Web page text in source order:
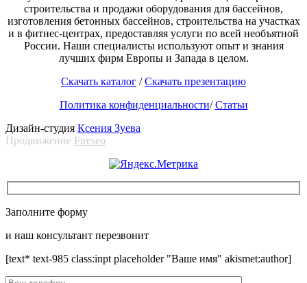
строительства и продажи оборудования для бассейнов,
изготовления бетонных бассейнов, строительства на участках
и в фитнес-центрах, предоставляя услуги по всей необъятной
России. Наши специалисты используют опыт и знания
лучших фирм Европы и Запада в целом.
Скачать каталог / Скачать презентацию
Политика конфиденциальности/Статьи
Дизайн-студия Ксения Зуева
Продвижение Fireseo
Заполните форму
и наш консультант перезвонит
[text* text-985 class:inpt placeholder "Ваше имя" akismet:author]